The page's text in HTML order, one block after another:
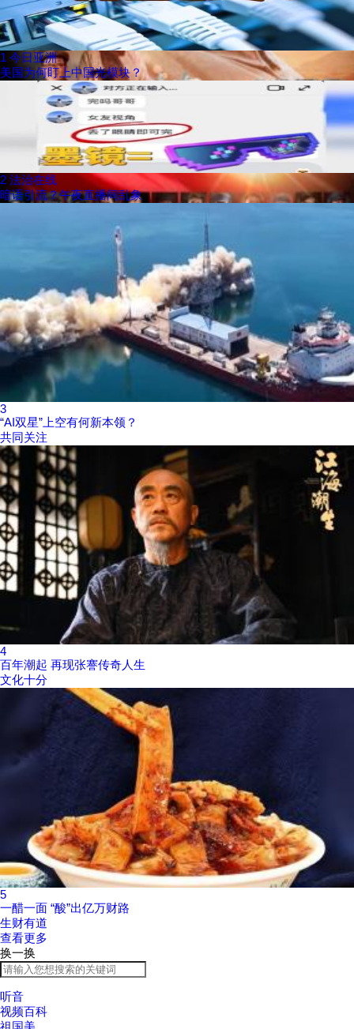
1 今日亚洲
美国为何盯上中国光模块？
2 法治在线
暗语引流？午夜直播间乱象
3
“AI双星”上空有何新本领？
共同关注
4
百年潮起 再现张謇传奇人生
文化十分
5
一醋一面 “酸”出亿万财路
生财有道
查看更多
换一换
听音
视频百科
祖国美